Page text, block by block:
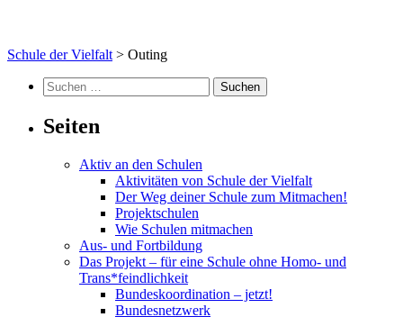
Schule der Vielfalt > Outing
Suchen
nach:
Seiten
Aktiv an den Schulen
Aktivitäten von Schule der Vielfalt
Der Weg deiner Schule zum Mitmachen!
Projektschulen
Wie Schulen mitmachen
Aus- und Fortbildung
Das Projekt – für eine Schule ohne Homo- und
Trans*feindlichkeit
Bundeskoordination – jetzt!
Bundesnetzwerk